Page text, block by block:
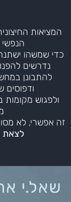
המציאות
הנפשי
כדי שמשהו
נדרשים
להתבונן
ודפוסים
ולפגוש מקומות
זה אפשרי, לא
לצאת
שאל.י